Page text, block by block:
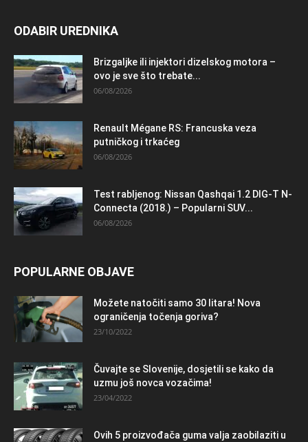
ODABIR UREDNIKA
Brizgaljke ili injektori dizelskog motora –
ovo je sve što trebate...
06/08/2026
Renault Mégane RS: Francuska veza
putničkog i trkaćeg
06/08/2026
Test rabljenog: Nissan Qashqai 1.2 DIG-T N-
Connecta (2018.) – Popularni SUV...
06/08/2026
POPULARNE OBJAVE
Možete natočiti samo 30 litara! Nova
ograničenja točenja goriva?
23/10/2022
Čuvajte se Slovenije, dosjetili se kako da
uzmu još novca vozačima!
23/04/2022
Ovih 5 proizvođača guma valja zaobilaziti u